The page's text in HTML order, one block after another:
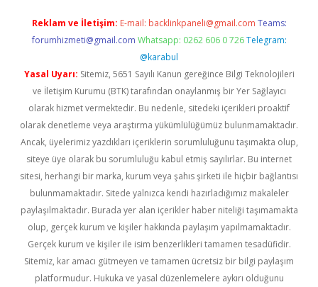
Reklam ve İletişim: E-mail: backlinkpaneli@gmail.com Teams:
forumhizmeti@gmail.com Whatsapp: 0262 606 0 726 Telegram:
@karabul
Yasal Uyarı: Sitemiz, 5651 Sayılı Kanun gereğince Bilgi Teknolojileri
ve İletişim Kurumu (BTK) tarafından onaylanmış bir Yer Sağlayıcı
olarak hizmet vermektedir. Bu nedenle, sitedeki içerikleri proaktif
olarak denetleme veya araştırma yükümlülüğümüz bulunmamaktadır.
Ancak, üyelerimiz yazdıkları içeriklerin sorumluluğunu taşımakta olup,
siteye üye olarak bu sorumluluğu kabul etmiş sayılırlar. Bu internet
sitesi, herhangi bir marka, kurum veya şahıs şirketi ile hiçbir bağlantısı
bulunmamaktadır. Sitede yalnızca kendi hazırladığımız makaleler
paylaşılmaktadır. Burada yer alan içerikler haber niteliği taşımamakta
olup, gerçek kurum ve kişiler hakkında paylaşım yapılmamaktadır.
Gerçek kurum ve kişiler ile isim benzerlikleri tamamen tesadüfidir.
Sitemiz, kar amacı gütmeyen ve tamamen ücretsiz bir bilgi paylaşım
platformudur. Hukuka ve yasal düzenlemelere aykırı olduğunu